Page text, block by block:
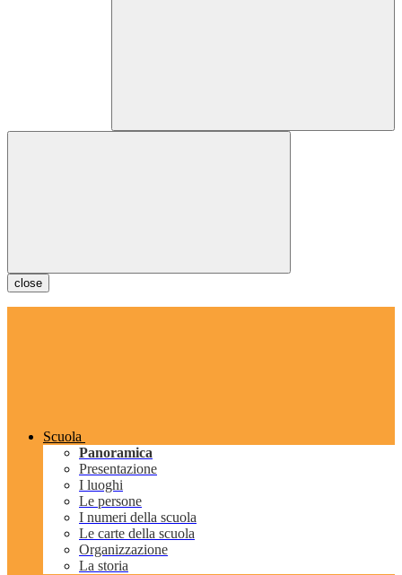
close
Scuola
Panoramica
Presentazione
I luoghi
Le persone
I numeri della scuola
Le carte della scuola
Organizzazione
La storia